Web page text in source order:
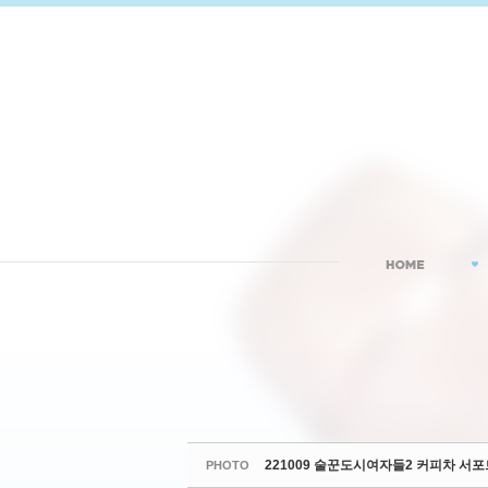
PHOTO 221009 술꾼도시여자들2 커피차 서포
Sketchbook5, 스케치북5